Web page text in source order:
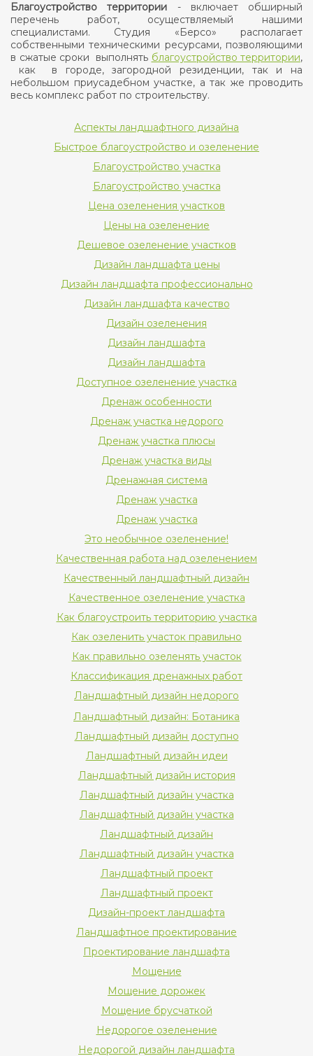
Благоустройство территории - включает обширный
перечень работ, осуществляемый нашими
специалистами. Студия «Берсо» располагает
собственными техническими ресурсами, позволяющими
в сжатые сроки выполнять благоустройство территории,
как в городе, загородной резиденции, так и на
небольшом приусадебном участке, а так же проводить
весь комплекс работ по строительству.
Аспекты ландшафтного дизайна
Быстрое благоустройство и озеленение
Благоустройство участка
Благоустройство участка
Цена озеленения участков
Цены на озеленение
Дешевое озеленение участков
Дизайн ландшафта цены
Дизайн ландшафта профессионально
Дизайн ландшафта качество
Дизайн озеленения
Дизайн ландшафта
Дизайн ландшафта
Доступное озеленение участка
Дренаж особенности
Дренаж участка недорого
Дренаж участка плюсы
Дренаж участка виды
Дренажная система
Дренаж участка
Дренаж участка
Это необычное озеленение!
Качественная работа над озеленением
Качественный ландшафтный дизайн
Качественное озеленение участка
Как благоустроить территорию участка
Как озеленить участок правильно
Как правильно озеленять участок
Классификация дренажных работ
Ландшафтный дизайн недорого
Ландшафтный дизайн: Ботаника
Ландшафтный дизайн доступно
Ландшафтный дизайн идеи
Ландшафтный дизайн история
Ландшафтный дизайн участка
Ландшафтный дизайн участка
Ландшафтный дизайн
Ландшафтный дизайн участка
Ландшафтный проект
Ландшафтный проект
Дизайн-проект ландшафта
Ландшафтное проектирование
Проектирование ландшафта
Мощение
Мощение дорожек
Мощение брусчаткой
Недорогое озеленение
Недорогой дизайн ландшафта